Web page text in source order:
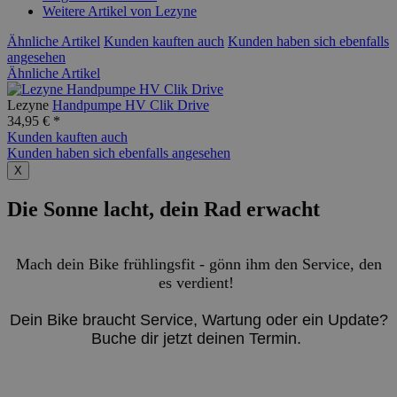
Weitere Artikel von Lezyne
Ähnliche Artikel Kunden kauften auch Kunden haben sich ebenfalls
angesehen
Ähnliche Artikel
Lezyne Handpumpe HV Clik Drive
34,95 € *
Kunden kauften auch
Kunden haben sich ebenfalls angesehen
X
Die Sonne lacht, dein Rad erwacht
Mach dein Bike frühlingsfit - gönn ihm den Service, den
es verdient!
Dein Bike braucht Service, Wartung oder ein Update?
Buche dir jetzt deinen Termin.